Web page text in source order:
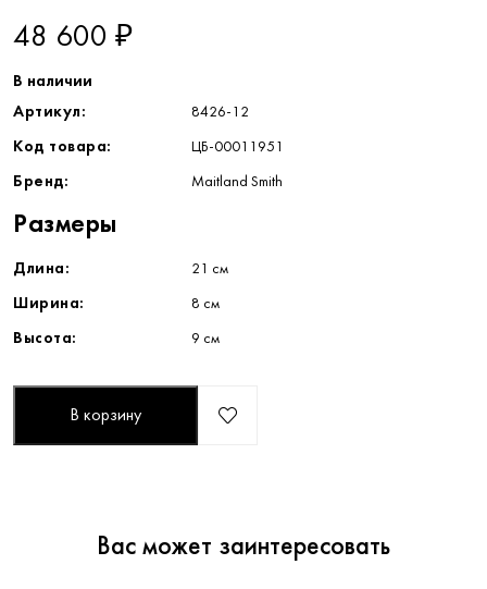
48 600 ₽
В наличии
Артикул:
8426-12
Код товара: ЦБ-00011951
Бренд: Maitland Smith
Размеры
Длина: 21 см
Ширина: 8 см
Высота: 9 см
В корзину
Вас может заинтересовать